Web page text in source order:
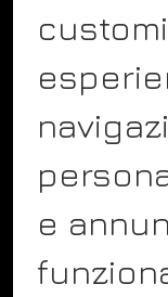
Tel. +393298957009
COMPANY
About
Team
e